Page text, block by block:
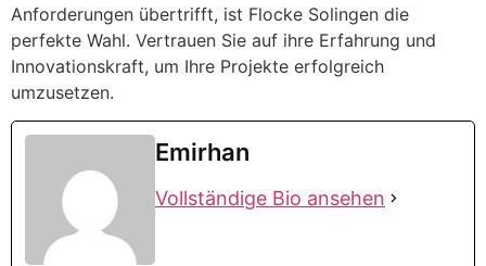
Anforderungen übertrifft, ist Flocke Solingen die
perfekte Wahl. Vertrauen Sie auf ihre Erfahrung und
Innovationskraft, um Ihre Projekte erfolgreich
umzusetzen.
Emirhan
Vollständige Bio ansehen